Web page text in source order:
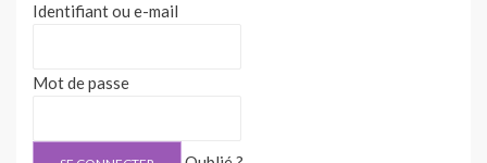
Identifiant ou e-mail
Mot de passe